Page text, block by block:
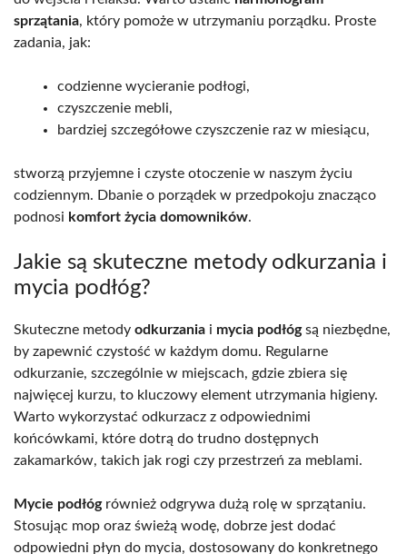
sprzątania, który pomoże w utrzymaniu porządku. Proste
zadania, jak:
codzienne wycieranie podłogi,
czyszczenie mebli,
bardziej szczegółowe czyszczenie raz w miesiącu,
stworzą przyjemne i czyste otoczenie w naszym życiu
codziennym. Dbanie o porządek w przedpokoju znacząco
podnosi komfort życia domowników.
Jakie są skuteczne metody odkurzania i
mycia podłóg?
Skuteczne metody odkurzania i mycia podłógsą niezbędne,
by zapewnić czystość w każdym domu. Regularne
odkurzanie, szczególnie w miejscach, gdzie zbiera się
najwięcej kurzu, to kluczowy element utrzymania higieny.
Warto wykorzystać odkurzacz z odpowiednimi
końcówkami, które dotrą do trudno dostępnych
zakamarków, takich jak rogi czy przestrzeń za meblami.
Mycie podłógrównież odgrywa dużą rolę w sprzątaniu.
Stosując mop oraz świeżą wodę, dobrze jest dodać
odpowiedni płyn do mycia, dostosowany do konkretnego